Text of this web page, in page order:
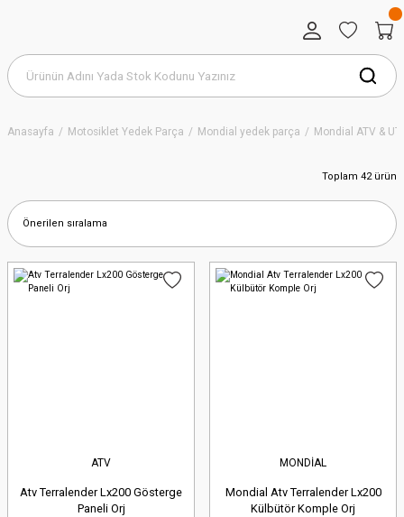
Anasayfa Motosiklet Yedek Parça Mondial yedek parça Mondial ATV &
Toplam 42 ürün
ATV
Atv Terralender Lx200 Gösterge
Paneli Orj
MONDİAL
Mondial Atv Terralender Lx200
Külbütör Komple Orj